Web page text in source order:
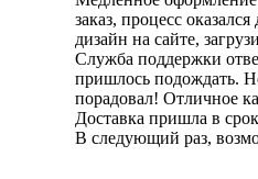
заказ, процесс
дизайн на сайте,
Служба поддержки
пришлось подождать.
порадовал! Отличное
Доставка пришла в
В следующий раз,